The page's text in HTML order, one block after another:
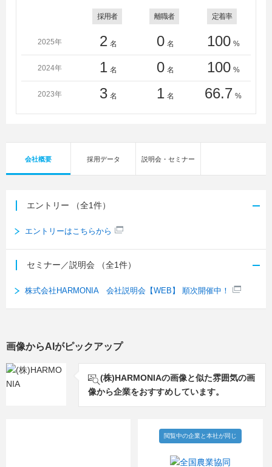
採用者 離職者 定着率
2025年 2 名 0 名 100 %
2024年 1 名 0 名 100 %
2023年 3 名 1 名 66.7 %
会社概要 採用データ 説明会・セミナー
エントリー （全1件）
エントリーはこちらから
セミナー／説明会 （全1件）
株式会社HARMONIA 会社説明会【WEB】 順次開催中！
画像からAIがピックアップ
(株)HARMONIAの画像と似た雰囲気の画
像から企業をおすすめしています。
閲覧中の企業と本社が同じ